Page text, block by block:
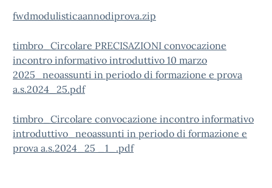
fwdmodulisticaannodiprova.zip
timbro_Circolare PRECISAZIONI convocazione
incontro informativo introduttivo 10 marzo
2025_neoassunti in periodo di formazione e prova
a.s.2024_25.pdf
timbro_Circolare convocazione incontro informativo
introduttivo_neoassunti in periodo di formazione e
prova a.s.2024_25 _1_.pdf